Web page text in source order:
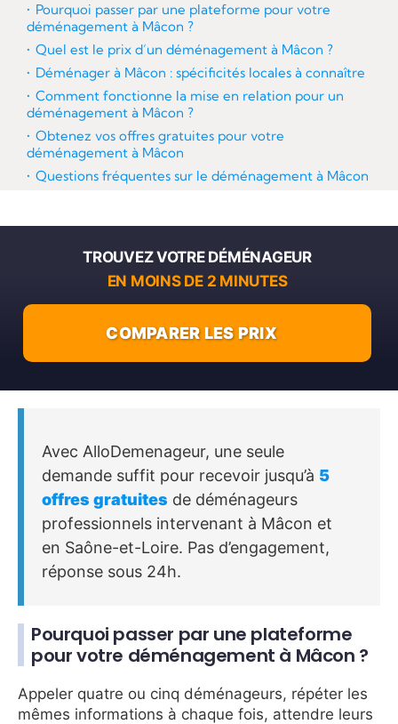
Avec AlloDemenageur, une seule
demande suffit pour recevoir jusqu’à 5
offres gratuites de déménageurs
professionnels intervenant à Mâcon et
en Saône-et-Loire. Pas d’engagement,
réponse sous 24h.
Pourquoi passer par une plateforme
pour votre déménagement à Mâcon ?
Appeler quatre ou cinq déménageurs, répéter les
mêmes informations à chaque fois, attendre leurs
Pourquoi passer par une plateforme pour votre
déménagement à Mâcon ?
Quel est le prix d’un déménagement à Mâcon ?
Déménager à Mâcon : spécificités locales à connaître
Comment fonctionne la mise en relation pour un
déménagement à Mâcon ?
Obtenez vos offres gratuites pour votre
déménagement à Mâcon
Questions fréquentes sur le déménagement à Mâcon
TROUVEZ VOTRE DÉMÉNAGEUR
EN MOINS DE 2 MINUTES
COMPARER LES PRIX